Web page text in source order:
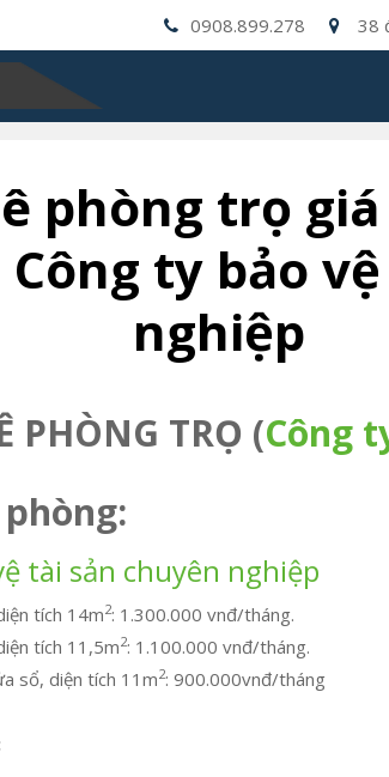
0908.899.278 38
phòng trọ
ty bảo
nghiệp
PHÒNG TRỌ (Công
tài sản chuyên nghiệp
tích 14m2: 1.300.000 vnđ/tháng.
tích 11,5m2: 1.100.000 vnđ/tháng.
sổ, diện tích 11m2: 900.000vnđ/tháng